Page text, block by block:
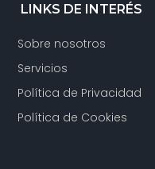
LINKS DE INTERÉS
Sobre nosotros
Servicios
Política de Privacidad
Política de Cookies